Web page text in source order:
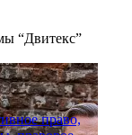
“Двитекс”
право,